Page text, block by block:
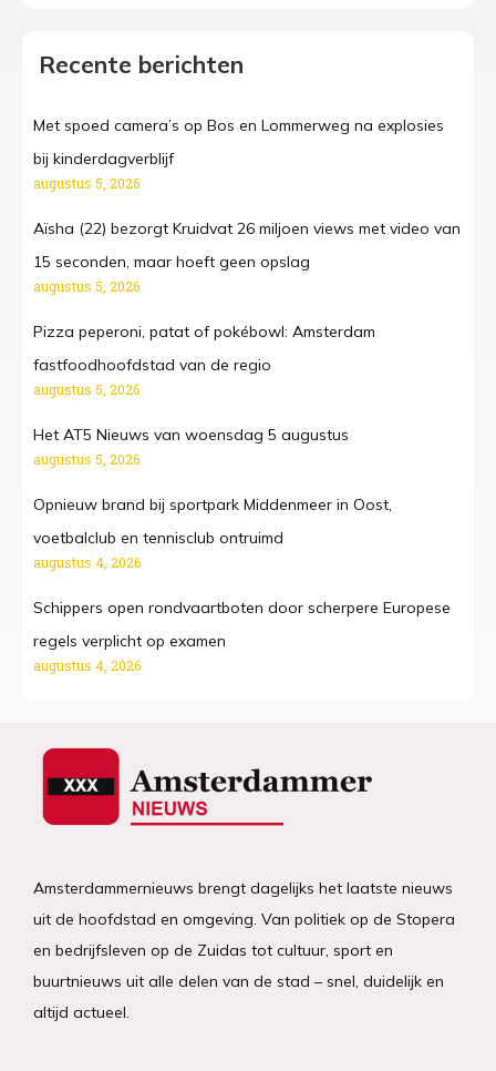
Recente berichten
Met spoed camera’s op Bos en Lommerweg na explosies
bij kinderdagverblijf
augustus 5, 2026
Aïsha (22) bezorgt Kruidvat 26 miljoen views met video van
15 seconden, maar hoeft geen opslag
augustus 5, 2026
Pizza peperoni, patat of pokébowl: Amsterdam
fastfoodhoofdstad van de regio
augustus 5, 2026
Het AT5 Nieuws van woensdag 5 augustus
augustus 5, 2026
Opnieuw brand bij sportpark Middenmeer in Oost,
voetbalclub en tennisclub ontruimd
augustus 4, 2026
Schippers open rondvaartboten door scherpere Europese
regels verplicht op examen
augustus 4, 2026
Amsterdammernieuws brengt dagelijks het laatste nieuws
uit de hoofdstad en omgeving. Van politiek op de Stopera
en bedrijfsleven op de Zuidas tot cultuur, sport en
buurtnieuws uit alle delen van de stad – snel, duidelijk en
altijd actueel.